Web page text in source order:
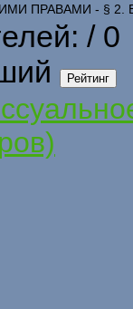
ПРАВАМИ - § 2.
/ 0